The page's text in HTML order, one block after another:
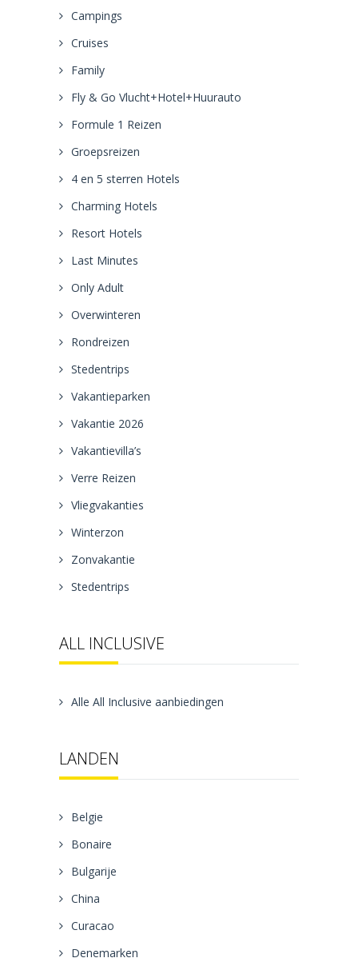
Campings
Cruises
Family
Fly & Go Vlucht+Hotel+Huurauto
Formule 1 Reizen
Groepsreizen
4 en 5 sterren Hotels
Charming Hotels
Resort Hotels
Last Minutes
Only Adult
Overwinteren
Rondreizen
Stedentrips
Vakantieparken
Vakantie 2026
Vakantievilla’s
Verre Reizen
Vliegvakanties
Winterzon
Zonvakantie
Stedentrips
ALL INCLUSIVE
Alle All Inclusive aanbiedingen
LANDEN
Belgie
Bonaire
Bulgarije
China
Curacao
Denemarken